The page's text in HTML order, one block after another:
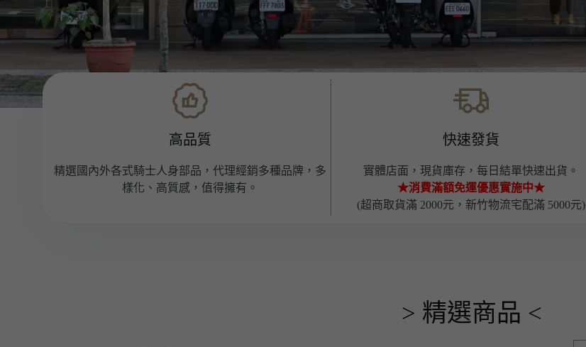
高品質
精選國內外各式騎士人身部品，代理經銷多種品牌，多
樣化、高質感，值得擁有。
快速發貨
實體店面，現貨庫存，每日結單快速出貨。
★消費滿額免運優惠實施中★
(超商取貨滿 2000元，新竹物流宅配滿 5000元)
> 精選商品 <